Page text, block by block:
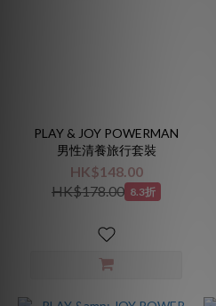
PLAY & JOY POWERMAN
男性清養旅行套裝
HK$148.00
HK$178.00 8.3折